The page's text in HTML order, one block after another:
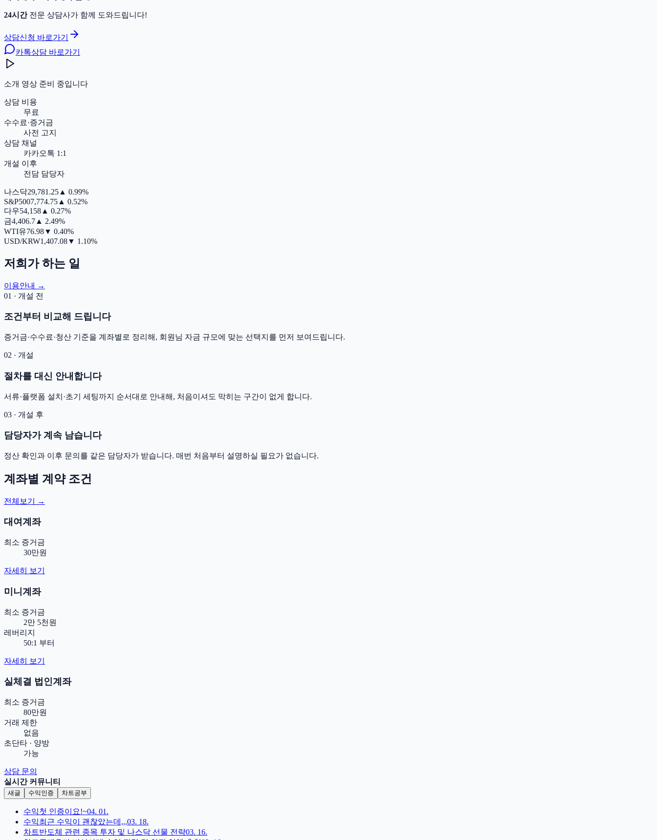
24시간전문 상담사가 함께 도와드립니다!
상담신청 바로가기
카톡상담 바로가기
소개 영상 준비 중입니다
상담 비용
무료
수수료·증거금
사전 고지
상담 채널
카카오톡 1:1
개설 이후
전담 담당자
나스닥29,781.25 ▲ 0.99%
S&P5007,774.75 ▲ 0.52%
다우54,158 ▲ 0.27%
금4,406.7 ▲ 2.49%
WTI유76.98▼ 0.40%
USD/KRW1,407.08▼ 1.10%
저희가 하는 일
이용안내 →
01 · 개설 전
조건부터 비교해 드립니다
증거금·수수료·청산 기준을 계좌별로 정리해, 회원님 자금 규모에 맞는 선택지를 먼저 보여드립니다.
02 · 개설
절차를 대신 안내합니다
서류·플랫폼 설치·초기 세팅까지 순서대로 안내해, 처음이셔도 막히는 구간이 없게 합니다.
03 · 개설 후
담당자가 계속 남습니다
정산 확인과 이후 문의를 같은 담당자가 받습니다. 매번 처음부터 설명하실 필요가 없습니다.
계좌별 계약 조건
전체보기 →
대여계좌
최소 증거금
30만원
자세히 보기
미니계좌
최소 증거금
2만 5천원
레버리지
50:1 부터
자세히 보기
실체결 법인계좌
최소 증거금
80만원
거래 제한
없음
초단타 · 양방
가능
상담 문의
실시간 커뮤니티
새글 수익인증 차트공부
수익첫 인증이요!~04. 01.
수익최근 수익이 괜찮았는데,,,03. 18.
차트반도체 관련 종목 투자 및 나스닥 선물 전략03. 16.